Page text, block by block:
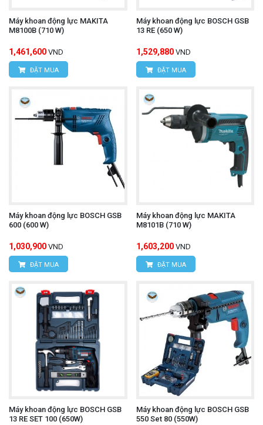
Máy khoan động lực MAKITA
M8100B (710 W)
1,461,600 VND
ĐẶT MUA
Máy khoan động lực BOSCH GSB
13 RE (650 W)
1,529,880 VND
ĐẶT MUA
Máy khoan động lực BOSCH GSB
600 (600 W)
1,030,900 VND
ĐẶT MUA
Máy khoan động lực MAKITA
M8101B (710 W)
1,603,200 VND
ĐẶT MUA
Máy khoan động lực BOSCH GSB
13 RE SET 100 (650W)
Máy khoan động lực BOSCH GSB
550 Set 80 (550W)